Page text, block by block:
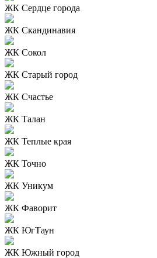
ЖК Сердце города
ЖК Скандинавия
ЖК Сокол
ЖК Старый город
ЖК Счастье
ЖК Талан
ЖК Теплые края
ЖК Точно
ЖК Уникум
ЖК Фаворит
ЖК ЮгТаун
ЖК Южный город